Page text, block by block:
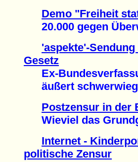
Demo "Freiheit
20.000 gegen
'aspekte'-
Gesetz
Ex-
äußert
Postzensur in der
Wieviel das
Internet -
politische Zensur